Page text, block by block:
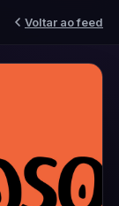
Voltar ao feed